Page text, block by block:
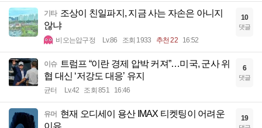
기타 조상이 친일파지, 지금 사는 자손은 아니지
않냐
비오는압구정 Lv.86 조회 1933 추천 22 16:52
10
댓글
이슈
트럼프 “이란 경제 압박 커져”…미국, 군사 위
협 대신 ‘저강도 대응’ 유지
균터 Lv.42 조회 851 16:46
6
댓글
유머 현재 오디세이 용산 IMAX 티켓팅이 어려운
이유
19